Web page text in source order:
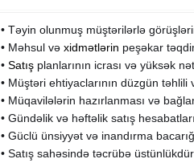
• Təyin olunmuş müştərilərlə
• Məhsul və xidmətlərin peşəkar
• Satış planlarının icrası və yüksək
• Müştəri ehtiyaclarının düzgün
• Müqavilələrin hazırlanması və
• Gündəlik və həftəlik satış
• Güclü ünsiyyət və inandırma
• Satış sahəsində təcrübə üstünlükdür